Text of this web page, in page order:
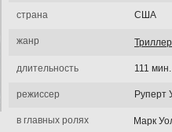
страна США
жанр Триллер
длительность 111 мин.
режиссер Руперт
в главных ролях Марк